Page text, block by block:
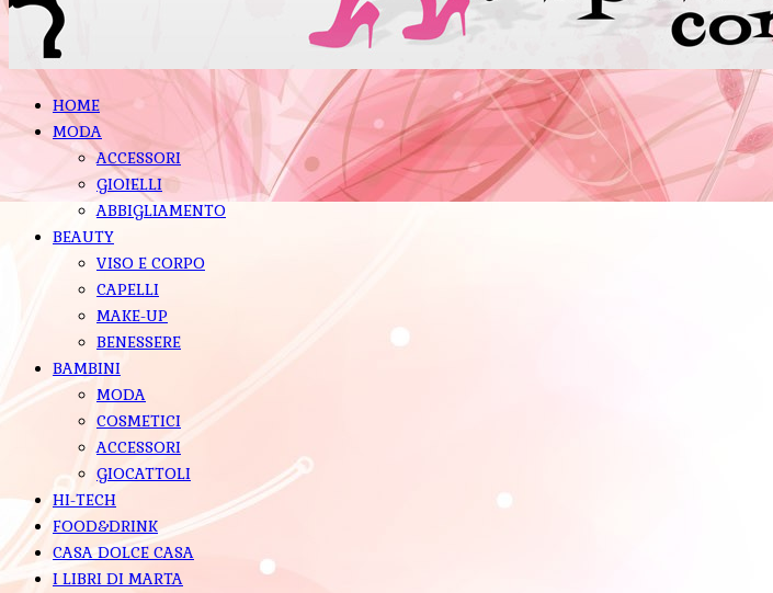
HOME
MODA
ACCESSORI
GIOIELLI
ABBIGLIAMENTO
BEAUTY
VISO E CORPO
CAPELLI
MAKE-UP
BENESSERE
BAMBINI
MODA
COSMETICI
ACCESSORI
GIOCATTOLI
HI-TECH
FOOD&DRINK
CASA DOLCE CASA
I LIBRI DI MARTA